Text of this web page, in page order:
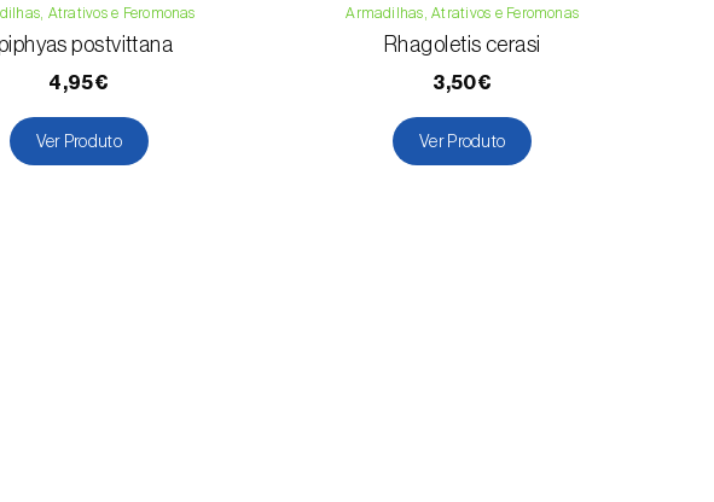
Atrativos e Feromonas
postvittana
4,95€
Ver Produto
Armadilhas, Atrativos e Feromonas
Rhagoletis cerasi
3,50€
Ver Produto